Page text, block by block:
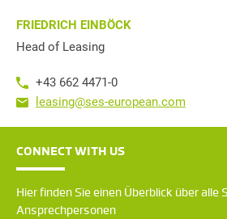
FRIEDRICH EINBÖCK
Head of Leasing
+43 662 4471-0
leasing@ses-european.com
CONNECT WITH US
Hier finden Sie einen Überblick über alle
Ansprechpersonen